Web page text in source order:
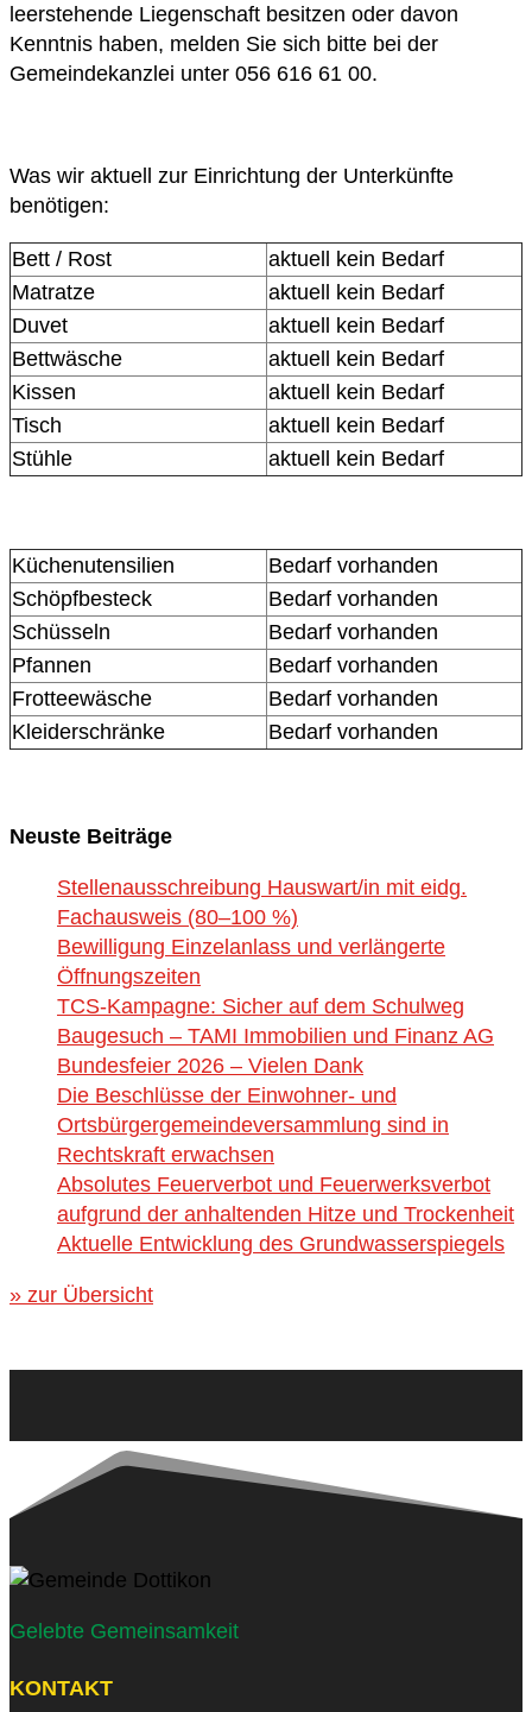
leerstehende Liegenschaft besitzen oder davon
Kenntnis haben, melden Sie sich bitte bei der
Gemeindekanzlei unter 056 616 61 00.
Was wir aktuell zur Einrichtung der Unterkünfte
benötigen:
Bett / Rost
aktuell kein Bedarf
Matratze
aktuell kein Bedarf
Duvet
aktuell kein Bedarf
Bettwäsche
aktuell kein Bedarf
Kissen
aktuell kein Bedarf
Tisch
aktuell kein Bedarf
Stühle
aktuell kein Bedarf
Küchenutensilien
Bedarf vorhanden
Schöpfbesteck
Bedarf vorhanden
Schüsseln
Bedarf vorhanden
Pfannen
Bedarf vorhanden
Frotteewäsche
Bedarf vorhanden
Kleiderschränke
Bedarf vorhanden
Neuste Beiträge
Stellenausschreibung Hauswart/in mit eidg.
Fachausweis (80–100 %)
Bewilligung Einzelanlass und verlängerte
Öffnungszeiten
TCS-Kampagne: Sicher auf dem Schulweg
Baugesuch – TAMI Immobilien und Finanz AG
Bundesfeier 2026 – Vielen Dank
Die Beschlüsse der Einwohner- und
Ortsbürgergemeindeversammlung sind in
Rechtskraft erwachsen
Absolutes Feuerverbot und Feuerwerksverbot
aufgrund der anhaltenden Hitze und Trockenheit
Aktuelle Entwicklung des Grundwasserspiegels
» zur Übersicht
Gelebte Gemeinsamkeit
KONTAKT